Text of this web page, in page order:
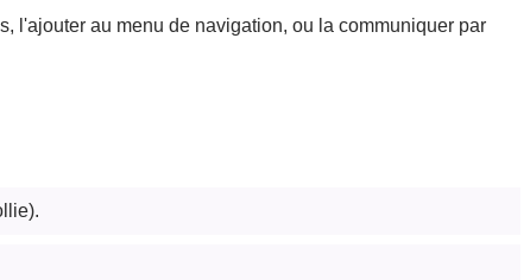
l'ajouter au menu de navigation, ou la communiquer par